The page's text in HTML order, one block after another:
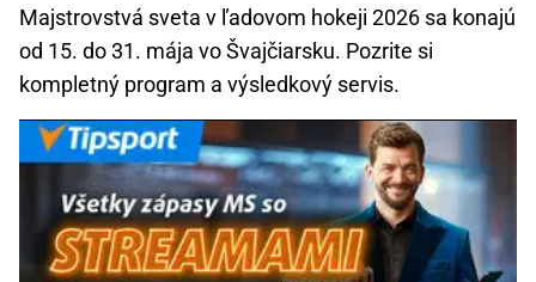
Majstrovstvá sveta v ľadovom hokeji 2026 sa konajú
od 15. do 31. mája vo Švajčiarsku. Pozrite si
kompletný program a výsledkový servis.